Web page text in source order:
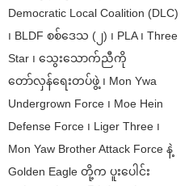
Democratic Local Coalition (DLC)
၊ BLDF စစ်ဒေသ (၂) ၊ PLA ၊ Three
Star ၊ သွေးသောက်ညီကို
တော်လှန်ရေးတပ်ဖွဲ့ ၊ Mon Ywa
Undergrown Force ၊ Moe Hein
Defense Force ၊ Liger Three ၊
Mon Yaw Brother Attack Force နဲ့
Golden Eagle တို့က ပူးပေါင်း